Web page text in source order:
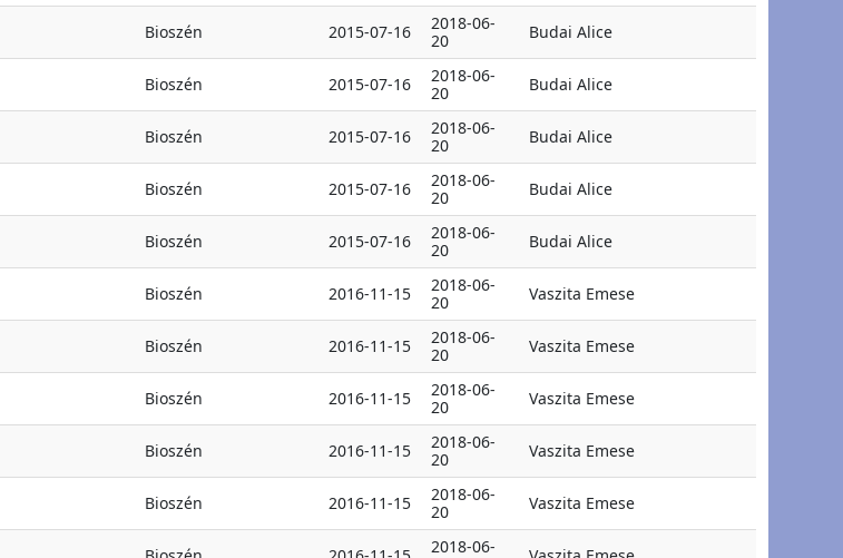
Bioszén 2015-07-16
2018-06-
20
Budai Alice
Bioszén 2015-07-16
2018-06-
20
Budai Alice
Bioszén 2015-07-16
2018-06-
20
Budai Alice
Bioszén 2015-07-16
2018-06-
20
Budai Alice
Bioszén 2015-07-16
2018-06-
20
Budai Alice
Bioszén 2016-11-15
2018-06-
20
Vaszita Emese
Bioszén 2016-11-15
2018-06-
20
Vaszita Emese
Bioszén 2016-11-15
2018-06-
20
Vaszita Emese
Bioszén 2016-11-15
2018-06-
20
Vaszita Emese
Bioszén 2016-11-15
2018-06-
20
Vaszita Emese
2018-06-